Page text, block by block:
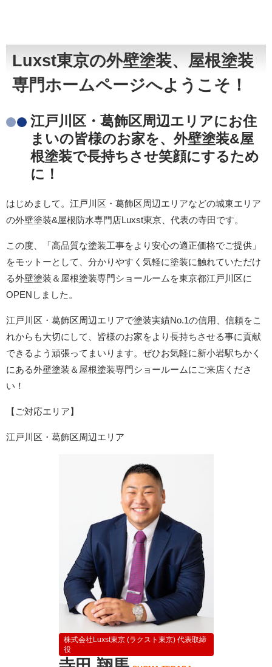
Luxst東京の外壁塗装、屋根塗装
専門ホームページへようこそ！
江戸川区・葛飾区周辺エリアにお住
まいの皆様のお家を、外壁塗装&屋
根塗装で長持ちさせ笑顔にするため
に！
はじめまして。江戸川区・葛飾区周辺エリアなどの城東エリア
の外壁塗装&屋根防水専門店Luxst東京、代表の寺田です。
この度、「高品質な塗装工事をより安心の適正価格でご提供」
をモットーとして、分かりやすく気軽に塗装に触れていただけ
る外壁塗装＆屋根塗装専門ショールームを東京都江戸川区に
OPENしました。
江戸川区・葛飾区周辺エリアで塗装実績No.1の信用、信頼をこ
れからも大切にして、皆様のお家をより長持ちさせる事に貢献
できるよう頑張ってまいります。ぜひお気軽に新小岩駅ちかく
にある外壁塗装＆屋根塗装専門ショールームにご来店くださ
い！
【ご対応エリア】
江戸川区・葛飾区周辺エリア
株式会社Luxst東京 (ラクスト東京) 代表取締
役